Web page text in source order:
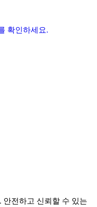
확인하세요.
안전하고 신뢰할 수 있는